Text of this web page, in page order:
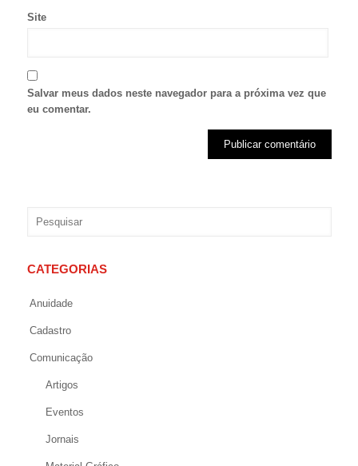
Site
Salvar meus dados neste navegador para a próxima vez que
eu comentar.
CATEGORIAS
Anuidade
Cadastro
Comunicação
Artigos
Eventos
Jornais